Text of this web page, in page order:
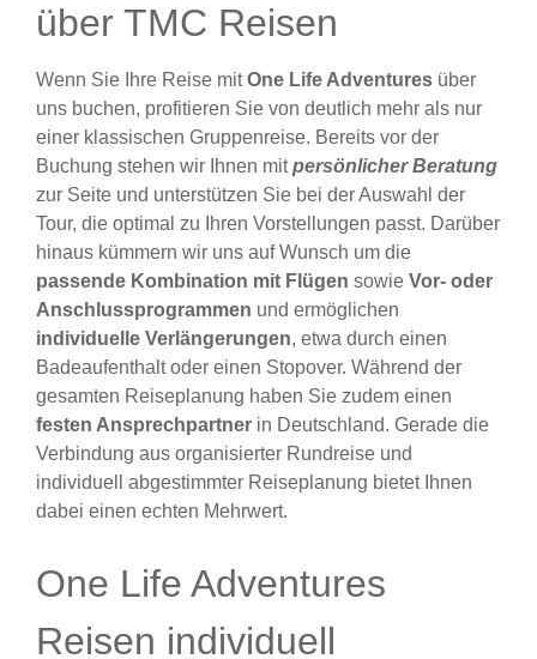
über TMC Reisen
Wenn Sie Ihre Reise mitOne Life Adventures über
uns buchen, profitieren Sie von deutlich mehr als nur
einer klassischen Gruppenreise. Bereits vor der
Buchung stehen wir Ihnen mitpersönlicher Beratung
zur Seite und unterstützen Sie bei der Auswahl der
Tour, die optimal zu Ihren Vorstellungen passt. Darüber
hinaus kümmern wir uns auf Wunsch um die
passende Kombination mit Flügen sowie Vor- oder
Anschlussprogrammen und ermöglichen
individuelle Verlängerungen, etwa durch einen
Badeaufenthalt oder einen Stopover. Während der
gesamten Reiseplanung haben Sie zudem einen
festen Ansprechpartner in Deutschland. Gerade die
Verbindung aus organisierter Rundreise und
individuell abgestimmter Reiseplanung bietet Ihnen
dabei einen echten Mehrwert.
One Life Adventures
Reisen individuell